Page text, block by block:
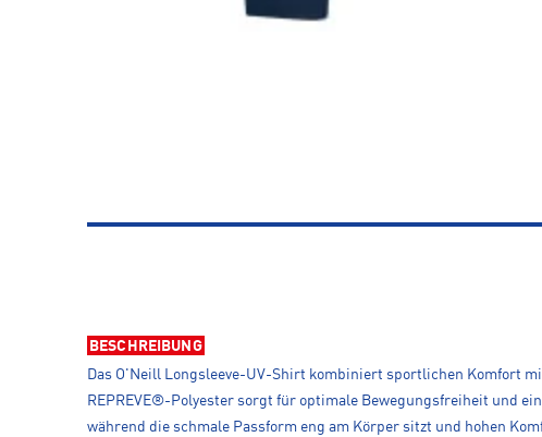
BESCHREIBUNG
Das O'Neill Longsleeve-UV-Shirt kombiniert sportlichen Komfort
REPREVE®-Polyester sorgt für optimale Bewegungsfreiheit und
während die schmale Passform eng am Körper sitzt und hohen